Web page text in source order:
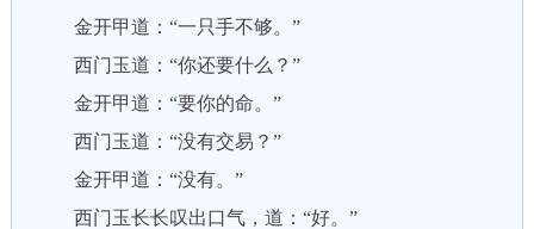
金开甲道：“一只手不够。”
西门玉道：“你还要什么？”
金开甲道：“要你的命。”
西门玉道：“没有交易？”
金开甲道：“没有。”
西门玉长长叹出口气，道：“好。”